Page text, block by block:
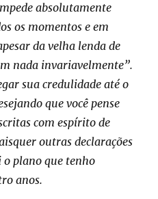
absolutamente
os momentos e em
da velha lenda de
nada invariavelmente”.
sua credulidade até o
que você pense
com espírito de
outras declarações
plano que tenho
anos.